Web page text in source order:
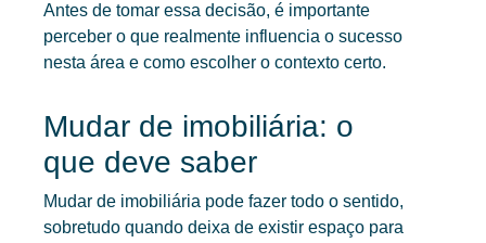
Antes de tomar essa decisão, é importante
perceber o que realmente influencia o sucesso
nesta área e como escolher o contexto certo.
Mudar de imobiliária: o
que deve saber
Mudar de imobiliária pode fazer todo o sentido,
sobretudo quando deixa de existir espaço para